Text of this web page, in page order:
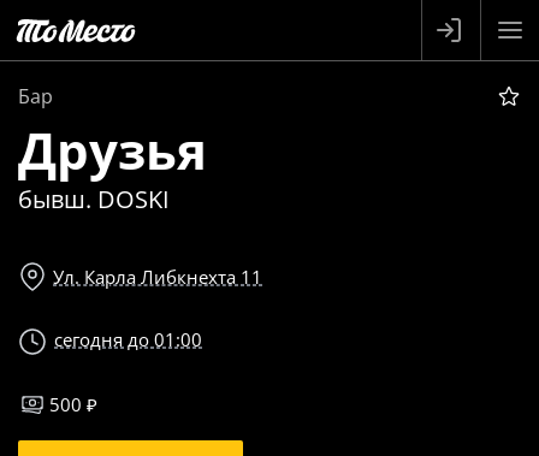
Бар
Друзья
бывш. DOSKI
Ул. Карла Либкнехта 11
сегодня до 01:00
500 ₽